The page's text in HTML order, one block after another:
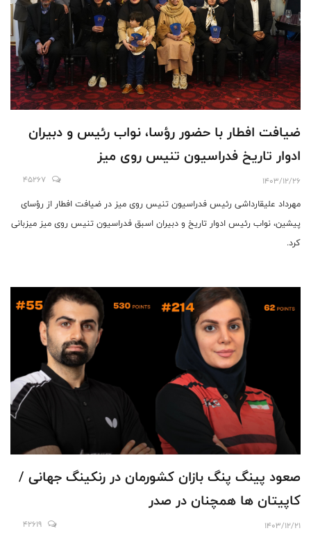
‎ضیافت افطار با حضور رؤسا، نواب رئیس و دبیران
ادوار تاریخ فدراسیون تنیس روی میز
1403/12/26
45267
‎مهرداد علیقارداشی رئیس فدراسیون تنیس روی میز در ضیافت افطار از رؤسای
پیشین، نواب رئیس ادوار تاریخ و دبیران اسبق فدراسیون تنیس روی میز میزبانی
کرد.
صعود پینگ پنگ بازان کشورمان در رنکینگ جهانی /
کاپیتان ها همچنان در صدر
1403/12/21
42619